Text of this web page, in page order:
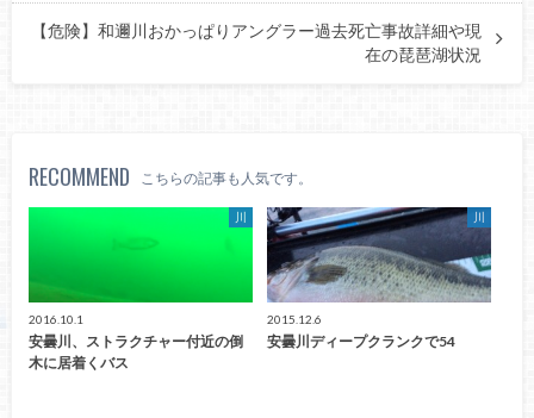
【危険】和邇川おかっぱりアングラー過去死亡事故詳細や現
在の琵琶湖状況
RECOMMEND こちらの記事も人気です。
川
2016.10.1
安曇川、ストラクチャー付近の倒
木に居着くバス
川
2015.12.6
安曇川ディープクランクで54